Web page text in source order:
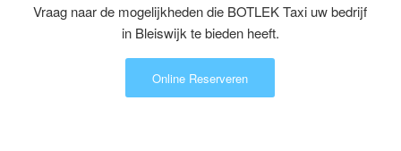
Vraag naar de mogelijkheden die BOTLEK Taxi uw bedrijf
in Bleiswijk te bieden heeft.
Online Reserveren